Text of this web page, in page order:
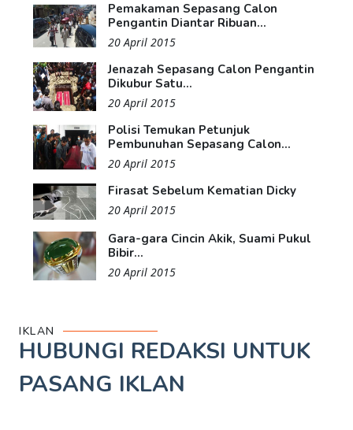
Pemakaman Sepasang Calon
Pengantin Diantar Ribuan...
20 April 2015
Jenazah Sepasang Calon Pengantin
Dikubur Satu...
20 April 2015
Polisi Temukan Petunjuk
Pembunuhan Sepasang Calon...
20 April 2015
Firasat Sebelum Kematian Dicky
20 April 2015
Gara-gara Cincin Akik, Suami Pukul
Bibir...
20 April 2015
IKLAN
HUBUNGI REDAKSI UNTUK
PASANG IKLAN